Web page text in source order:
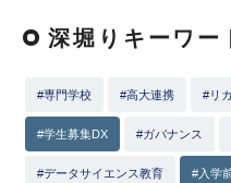
深堀りキーワー
#専門学校 #高大連携 #リ
#学生募集DX #ガバナンス
#データサイエンス教育 #入学